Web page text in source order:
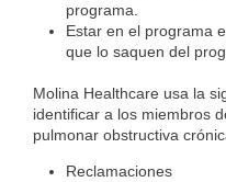
programa.
Estar en el programa
que lo saquen del
Molina Healthcare usa la
identificar a los miembros
pulmonar obstructiva
Reclamaciones